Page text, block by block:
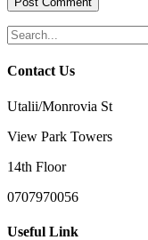
Contact Us
Utalii/Monrovia St
View Park Towers
14th Floor
0707970056
Useful Link